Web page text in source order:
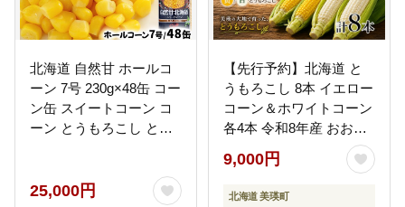
北海道 自然甘 ホールコ
ーン 7号 230g×48缶 コー
ン缶 スイートコーン コ
ーン とうもろこし とう
蓄 常温 クレードル 送料
25,000円
【先行予約】北海道 と
うもろこし 8本 イエロー
コーン＆ホワイトコーン
各4本 令和8年産 おおと
り｜スイートコーン 朝
採れ 朝もぎ 新鮮 トウモ
ロコシ コーン 美瑛町 美
9,000円
北海道 美瑛町